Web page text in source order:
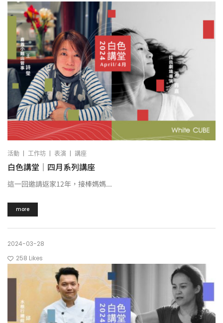
活動 | 工作坊 | 表演 | 講座
白色講堂｜四月系列講座
這一回邀請返家12年，接棒媽媽...
more
2024-03-28
258 Likes